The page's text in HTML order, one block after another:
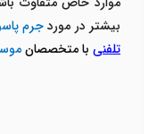
بیشتر در موردجرم
تلفنی با متخصصان